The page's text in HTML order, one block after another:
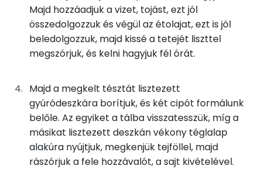
17g tej
3gcukor
13 kcal
5g só
A töltelékhez
25gpárizsi
68 kcal
Magnézium
TOP vitaminok
C vitamin:
Niacin - B3 vitamin:
E vitamin:
Tiamin - B1 vitamin:
Majd hozzáadjuk a vizet, tojást, ezt jól
összedolgozzuk és végül az étolajat, ezt is jól
beledolgozzuk, majd kissé a tetejét liszttel
megszórjuk, és kelni hagyjuk fél órát.
Majd a megkelt tésztát lisztezett
gyúródeszkára borítjuk, és két cipót formálunk
belőle. Az egyiket a tálba visszatesszük, míg a
másikat lisztezett deszkán vékony téglalap
alakúra nyújtjuk, megkenjük tejföllel, majd
rászórjuk a fele hozzávalót, a sajt kivételével.